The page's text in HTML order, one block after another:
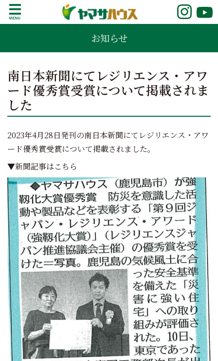
t
鹿児島で注文住宅ならヤマサハウス
新築の注文住宅や建売モデルハウスをお探し
の方はこちら。鹿児島県内で11年連続ナンバ
わりをご覧ください。
お知らせ
南日本新聞にてレジリエンス・アワ
ード優秀賞受賞について掲載されま
した
2023年4月28日発刊の南日本新聞にてレジリエンス・アワ
ード優秀賞受賞について掲載されました。
▼新聞記事はこちら